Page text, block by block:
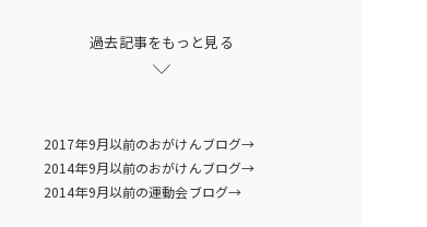
過去記事をもっと見る
2017年9月以前のおがけんブログ→
2014年9月以前のおがけんブログ→
2014年9月以前の運動会ブログ→